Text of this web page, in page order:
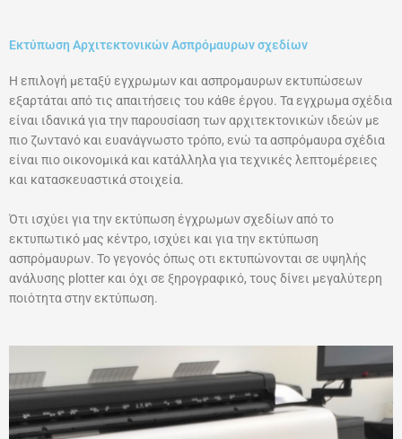
Εκτύπωση Αρχιτεκτονικών Ασπρόμαυρων σχεδίων
Η επιλογή μεταξύ εγχρωμων και ασπρομαυρων εκτυπώσεων
εξαρτάται από τις απαιτήσεις του κάθε έργου. Τα εγχρωμα σχέδια
είναι ιδανικά για την παρουσίαση των αρχιτεκτονικών ιδεών με
πιο ζωντανό και ευανάγνωστο τρόπο, ενώ τα ασπρόμαυρα σχέδια
είναι πιο οικονομικά και κατάλληλα για τεχνικές λεπτομέρειες
και κατασκευαστικά στοιχεία.
Ότι ισχύει για την εκτύπωση έγχρωμων σχεδίων από το
εκτυπωτικό μας κέντρο, ισχύει και για την εκτύπωση
ασπρόμαυρων. Το γεγονός όπως οτι εκτυπώνονται σε υψηλής
ανάλυσης plotter και όχι σε ξηρογραφικό, τους δίνει μεγαλύτερη
ποιότητα στην εκτύπωση.